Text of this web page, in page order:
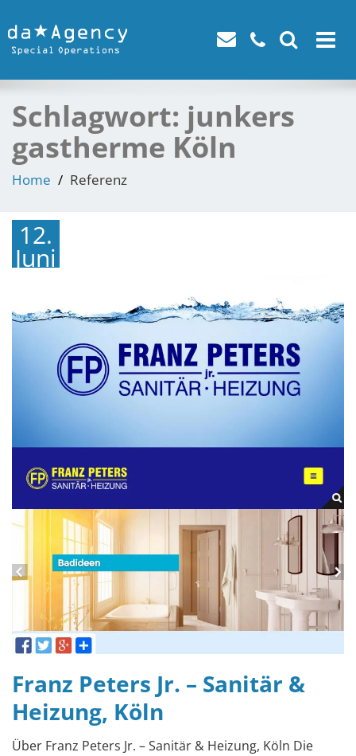
Toggle
Schlagwort: junkers
gastherme Köln
Home Referenz
12.
Juni
Franz Peters Jr. – Sanitär &
Heizung, Köln
Über Franz Peters Jr. – Sanitär & Heizung, Köln Die